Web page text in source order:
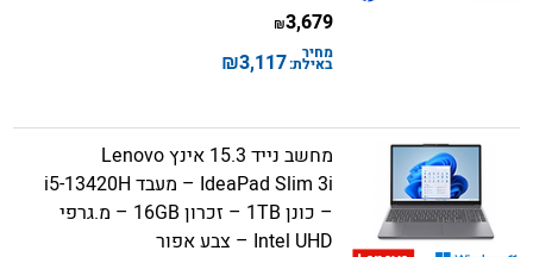
3,679
₪
מחיר
באילת:3,117
₪
מחשב נייד 15.3 אינץ Lenovo
IdeaPad Slim 3i – מעבד i5-13420H
– כונן 1TB – זכרון 16GB – מ.גרפי
Intel UHD – צבע אפור